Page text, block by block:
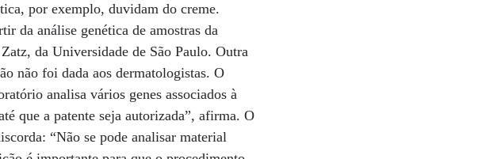
por exemplo, duvidam do creme.
da análise genética de amostras da
da Universidade de São Paulo. Outra
não foi dada aos dermatologistas. O
analisa vários genes associados à
que a patente seja autorizada”, afirma. O
“Não se pode analisar material